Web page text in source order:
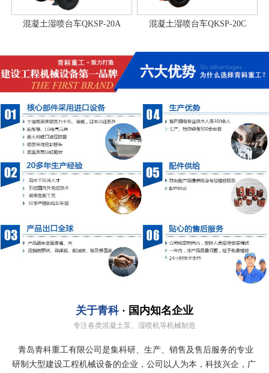
混凝土湿喷台车QKSP-20A 混凝土湿喷台车QKSP-20C
关于青科· 国内知名企业
专注各类混凝土泵、湿喷机等机械制造
青岛青科重工有限公司是集科研、生产、销售及售后服务的专业
研制大型建设工程机械设备的企业，公司以人为本，科技兴企，广